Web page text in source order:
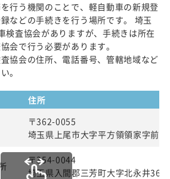
行う機関のことで、軽自動車の新規登
などの手続きを行う場所です。 埼玉
検査協会がありますが、手続きは所在
会で行う必要があります。
協会の住所、電話番号、管轄地域など
。
住所
〒362-0055
埼玉県上尾市大字平方領領家字前
〒354-0044
埼玉県入間郡三芳町大字北永井360